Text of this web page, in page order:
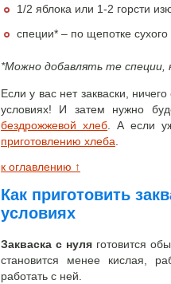
1/2 яблока или 1-2 горсти
специи* – по щепотке
*Можно добавлять те специи,
Если у вас нет закваски,
условиях! И затем нужно
бездрожжевой хлеб . А если
приготовлению хлеба
к оглавлению ↑
Как приготовить
условиях
Закваска с нуля готовится
становится менее кислая,
работать с ней.